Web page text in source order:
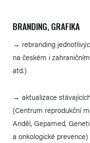
BRANDING, GRAFIKA
→ rebranding
na českém i
atd.)
→ aktualizace
(Centrum reprodukční
Anděl, Gepamed,
a onkologické prevence)